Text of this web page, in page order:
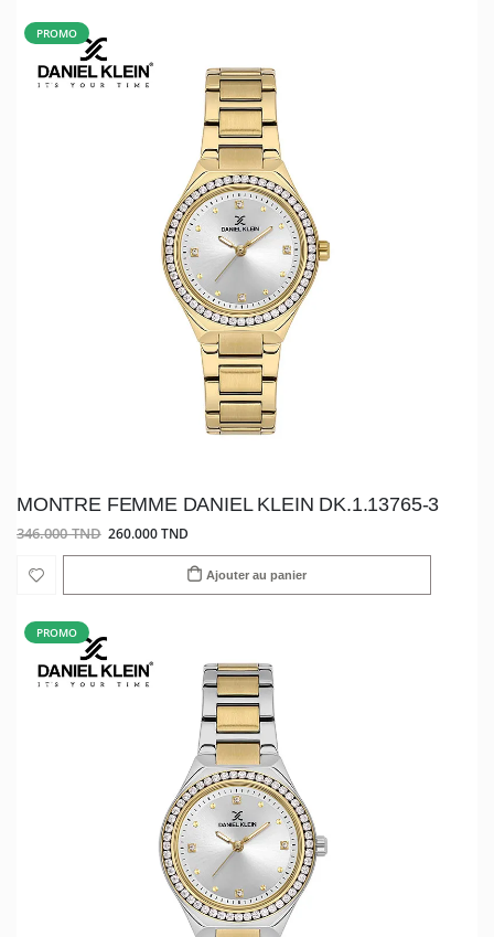
PROMO
MONTRE FEMME DANIEL KLEIN DK.1.13765-3
346.000 TND 260.000 TND
Ajouter au panier
PROMO